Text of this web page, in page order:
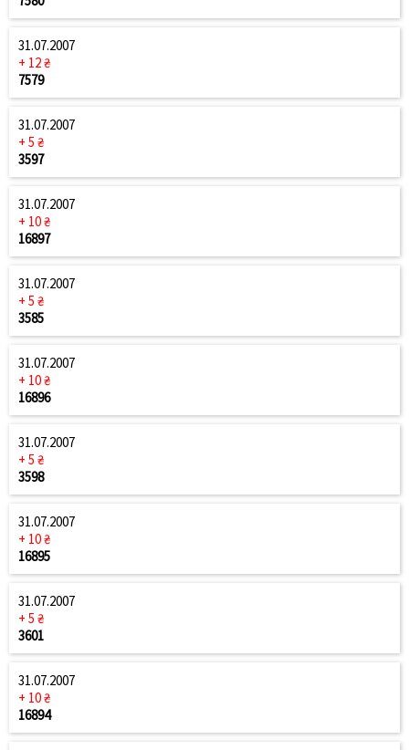
31.07.2007
+ 12 ₴
7579
31.07.2007
+ 5 ₴
3597
31.07.2007
+ 10 ₴
16897
31.07.2007
+ 5 ₴
3585
31.07.2007
+ 10 ₴
16896
31.07.2007
+ 5 ₴
3598
31.07.2007
+ 10 ₴
16895
31.07.2007
+ 5 ₴
3601
31.07.2007
+ 10 ₴
16894